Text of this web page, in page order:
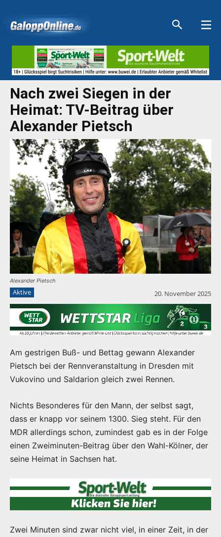
Nach zwei Siegen in der
Heimat: TV-Beitrag über
Alexander Pietsch
Alexander Pietsch
Aktive 20. November 2025
Am gestrigen Buß- und Bettag gewann Alexander
Pietsch bei der Rennveranstaltung in Dresden mit
Vukovino und Saldarion gleich zwei Rennen.
Nichts Besonderes für den Mann, der selbst sagt,
dass er knapp vor seinem 1300. Sieg steht. Für den
MDR allerdings schon, zumindest gab es in der Folge
einen Zweiminuten-Beitrag über den Wahl-Kölner, der
seine Heimat in Sachsen hat.
Zwei Minuten sind zwar nicht viel, in einer Zeit, in der